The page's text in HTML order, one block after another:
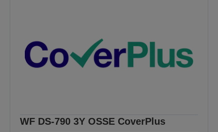
WF DS-790 3Y OSSE CoverPlus